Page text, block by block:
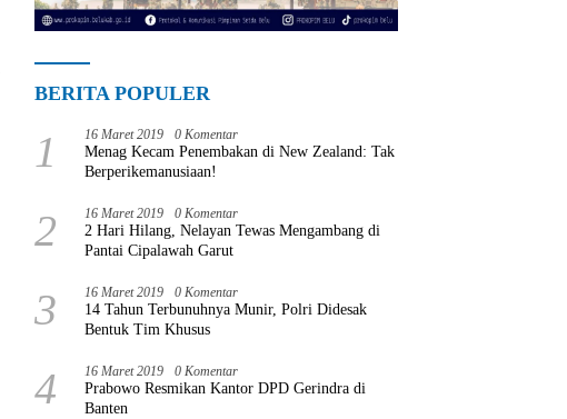
BERITA POPULER
1 16 Maret 2019 0 Komentar
Menag Kecam Penembakan di New Zealand: Tak
Berperikemanusiaan!
2 16 Maret 2019 0 Komentar
2 Hari Hilang, Nelayan Tewas Mengambang di
Pantai Cipalawah Garut
3 16 Maret 2019 0 Komentar
14 Tahun Terbunuhnya Munir, Polri Didesak
Bentuk Tim Khusus
4 16 Maret 2019 0 Komentar
Prabowo Resmikan Kantor DPD Gerindra di
Banten